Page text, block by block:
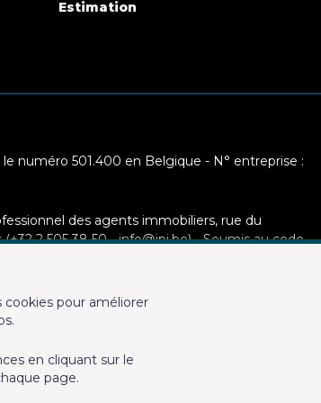
pour améliorer
en cliquant sur le
page.
Estimation
numéro 501.400 en Belgique - N° entreprise :
des agents immobiliers, rue du
2 505 38 50 - info@ipi.be) - Soumis aucode
via AXA Belgium SA, Place du Trône 1, 1000
valable pour les activités réalisées en
du site